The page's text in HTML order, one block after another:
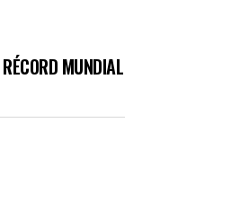
MUNDIAL